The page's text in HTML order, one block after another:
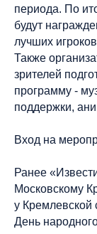
периода. По
будут
лучших
Также
зрителей
программу -
поддержки,
Вход на
Ранее
Московскому
у Кремлевской
День